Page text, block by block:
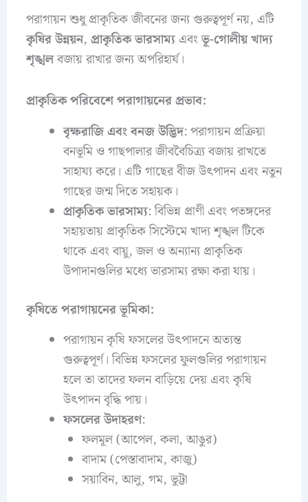
পরাগায়ন শুধু প্রাকৃতিক জীবনের জন্য গুরুত্বপূর্ণ নয়, এটি
কৃষির উন্নয়ন, প্রাকৃতিক ভারসাম্যএবংভূ-গোলীয় খাদ্য
শৃঙ্খলবজায় রাখার জন্য অপরিহার্য।
প্রাকৃতিক পরিবেশে পরাগায়নের প্রভাব:
বৃক্ষরাজি এবং বনজ উদ্ভিদ: পরাগায়ন প্রক্রিয়া
বনভূমি ও গাছপালার জীববৈচিত্র্য বজায় রাখতে
সাহায্য করে। এটি গাছের বীজ উৎপাদন এবং নতুন
গাছের জন্ম দিতে সহায়ক।
প্রাকৃতিক ভারসাম্য: বিভিন্ন প্রাণী এবং পতঙ্গদের
সহায়তায় প্রাকৃতিক সিস্টেমে খাদ্য শৃঙ্খল টিকে
থাকে এবং বায়ু, জল ও অন্যান্য প্রাকৃতিক
উপাদানগুলির মধ্যে ভারসাম্য রক্ষা করা যায়।
কৃষিতে পরাগায়নের ভূমিকা:
পরাগায়ন কৃষি ফসলের উৎপাদনে অত্যন্ত
গুরুত্বপূর্ণ। বিভিন্ন ফসলের ফুলগুলির পরাগায়ন
হলে তা তাদের ফলন বাড়িয়ে দেয় এবং কৃষি
উৎপাদন বৃদ্ধি পায়।
ফসলের উদাহরণ:
ফলমূল (আপেল, কলা, আঙুর)
বাদাম (পেস্তাবাদাম, কাজু)
সয়াবিন, আলু, গম, ভুট্টা